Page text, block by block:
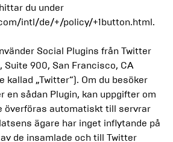
du under
intl/de/+/policy/+1button.html.
Social Plugins från Twitter
Suite 900, San Francisco, CA
kallad „Twitter“). Om du besöker
en sådan Plugin, kan uppgifter om
överföras automatiskt till servrar
ägare har inget inflytande på
de insamlade och till Twitter